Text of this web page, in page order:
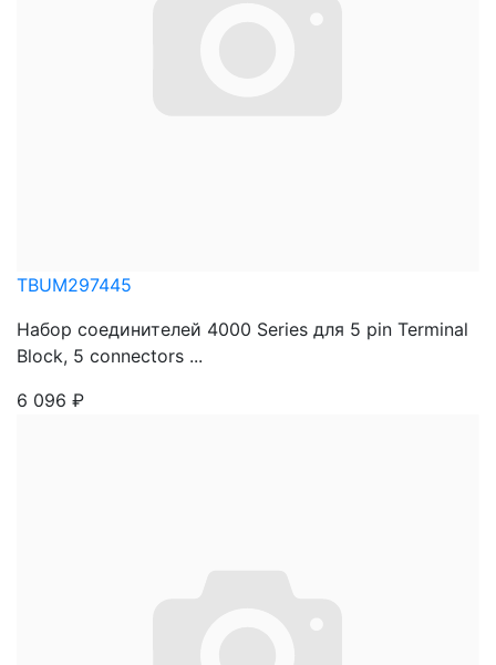
TBUM297445
Набор соединителей 4000 Series для 5 pin Terminal
Block, 5 connectors ...
6 096 ₽